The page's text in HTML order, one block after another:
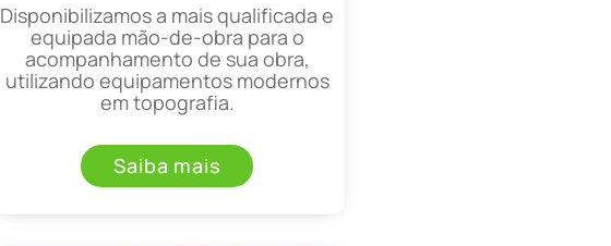
Disponibilizamos a mais qualificada e
equipada mão-de-obra para o
acompanhamento de sua obra,
utilizando equipamentos modernos
em topografia.
Saiba mais